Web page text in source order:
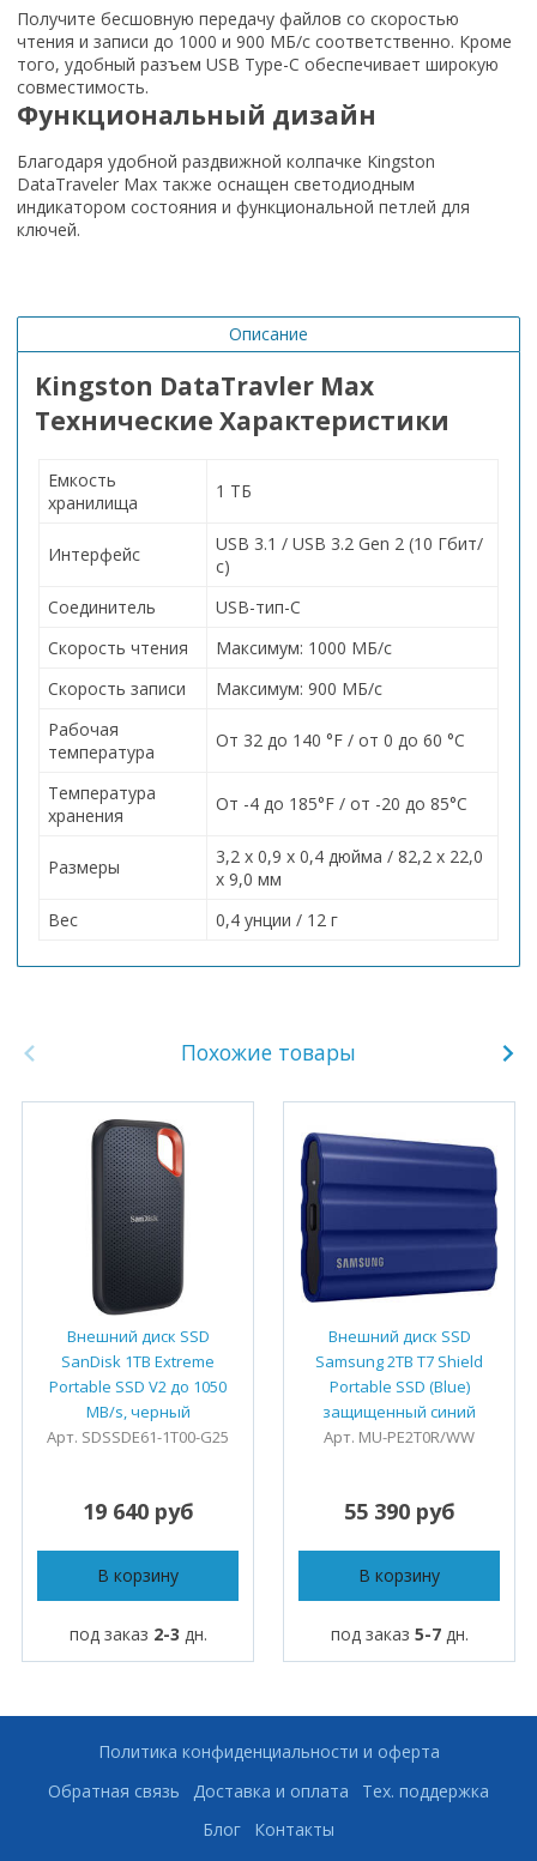
Получите бесшовную передачу файлов со скоростью
чтения и записи до 1000 и 900 МБ/с соответственно. Кроме
того, удобный разъем USB Type-C обеспечивает широкую
совместимость.
Функциональный дизайн
Благодаря удобной раздвижной колпачке Kingston
DataTraveler Max также оснащен светодиодным
индикатором состояния и функциональной петлей для
ключей.
Описание
Kingston DataTravler Max
Технические Характеристики
Емкость
хранилища
1 ТБ
Интерфейс
USB 3.1 / USB 3.2 Gen 2 (10 Гбит/
с)
Соединитель
USB-тип-C
Скорость чтения
Максимум: 1000 МБ/с
Скорость записи
Максимум: 900 МБ/с
Рабочая
температура
От 32 до 140 °F / от 0 до 60 °C
Температура
хранения
От -4 до 185°F / от -20 до 85°C
Размеры
3,2 x 0,9 x 0,4 дюйма / 82,2 x 22,0
x 9,0 мм
Вес
0,4 унции / 12 г
Похожие товары
Внешний диск SSD
SanDisk 1TB Extreme
Portable SSD V2 до 1050
MB/s, черный
Арт. SDSSDE61-1T00-G25
19 640 руб
В корзину
под заказ 2-3 дн.
Внешний диск SSD
Samsung 2TB T7 Shield
Portable SSD (Blue)
защищенный синий
Арт. MU-PE2T0R/WW
55 390 руб
В корзину
под заказ 5-7дн.
Политика конфиденциальности и оферта
Обратная связь
Доставка и оплата
Тех. поддержка
Блог
Контакты